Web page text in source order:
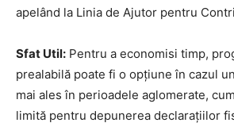
apelând la Linia de Ajutor pentru
Sfat Util: Pentru a economisi timp,
prealabilă poate fi o opțiune în cazul
mai ales în perioadele aglomerate,
limită pentru depunerea declarațiilor